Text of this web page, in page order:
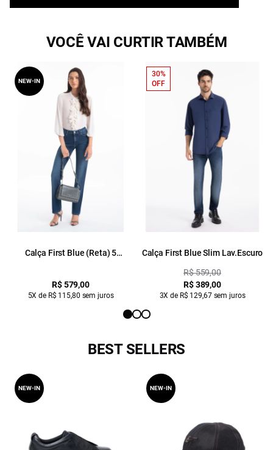
VOCÊ VAI CURTIR TAMBÉM
Calça First Blue (Reta) 5
R$ 579,00
5X de R$ 115,80 sem juros
NEW-IN
Calça First Blue Slim Lav.Escuro
R$ 559,00
R$ 389,00
3X de R$ 129,67 sem juros
30%
OFF
BEST SELLERS
NEW-IN NEW-IN